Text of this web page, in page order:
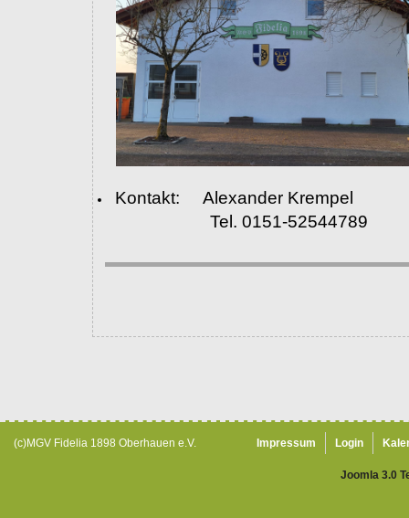
Kontakt: Alexander Krempel
Tel. 0151-52544789
(c)MGV Fidelia 1898 Oberhauen e.V. Impressum Login
Joomla 3.0